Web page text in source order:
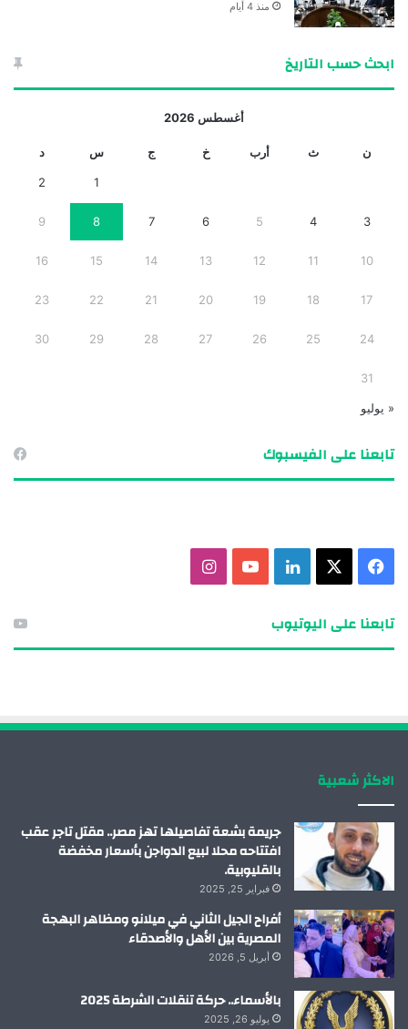
منذ 4 أيام
ابحث حسب التاريخ
أغسطس 2026
ن ث أرب خ ج س د
1
2
3
4
5
6
7
8
9
10
11
12
13
14
15
16
17
18
19
20
21
22
23
24
25
26
27
28
29
30
31
« يوليو
تابعنا على الفيسبوك
م
تابعنا على اليوتيوب
الاكثر شعبية
جريمة بشعة تفاصيلها تهز مصر.. مقتل تاجر عقب
افتتاحه محلا لبيع الدواجن بأسعار مخفضة
بالقليوبية.
فبراير 25, 2025
أفراح الجيل الثاني في ميلانو ومظاهر البهجة
المصرية بين الأهل والأصدقاء
أبريل 5, 2026
بالأسماء.. حركة تنقلات الشرطة 2025
يوليو 26, 2025